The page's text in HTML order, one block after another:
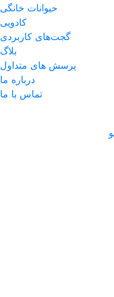
حیوانات خانگی
کادویی
گجت‌های کاربردی
بلاگ
پرسش های متداول
درباره ما
تماس با ما